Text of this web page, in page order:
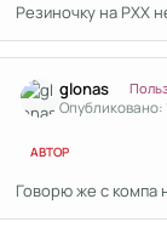
Резиночку на РХХ
glonas
Опубликовано:
АВТОР
Говорю же с компа